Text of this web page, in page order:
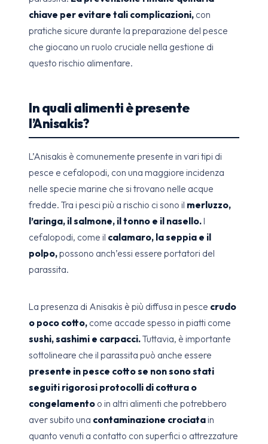
chiave per evitare tali complicazioni, con
pratiche sicure durante la preparazione del pesce
che giocano un ruolo cruciale nella gestione di
questo rischio alimentare.
In quali alimenti è presente
l’Anisakis?
L’Anisakis è comunemente presente in vari tipi di
pesce e cefalopodi, con una maggiore incidenza
nelle specie marine che si trovano nelle acque
fredde. Tra i pesci più a rischio ci sono il merluzzo,
l’aringa, il salmone, il tonno e il nasello.I
cefalopodi, come il calamaro, la seppia e il
polpo,possono anch’essi essere portatori del
parassita.
La presenza di Anisakis è più diffusa in pesce crudo
o poco cotto, come accade spesso in piatti come
sushi, sashimi e carpacci.Tuttavia, è importante
sottolineare che il parassita può anche essere
presente in pesce cotto se non sono stati
seguiti rigorosi protocolli di cottura o
congelamento o in altri alimenti che potrebbero
aver subito una contaminazione crociatain
quanto venuti a contatto con superfici o attrezzature